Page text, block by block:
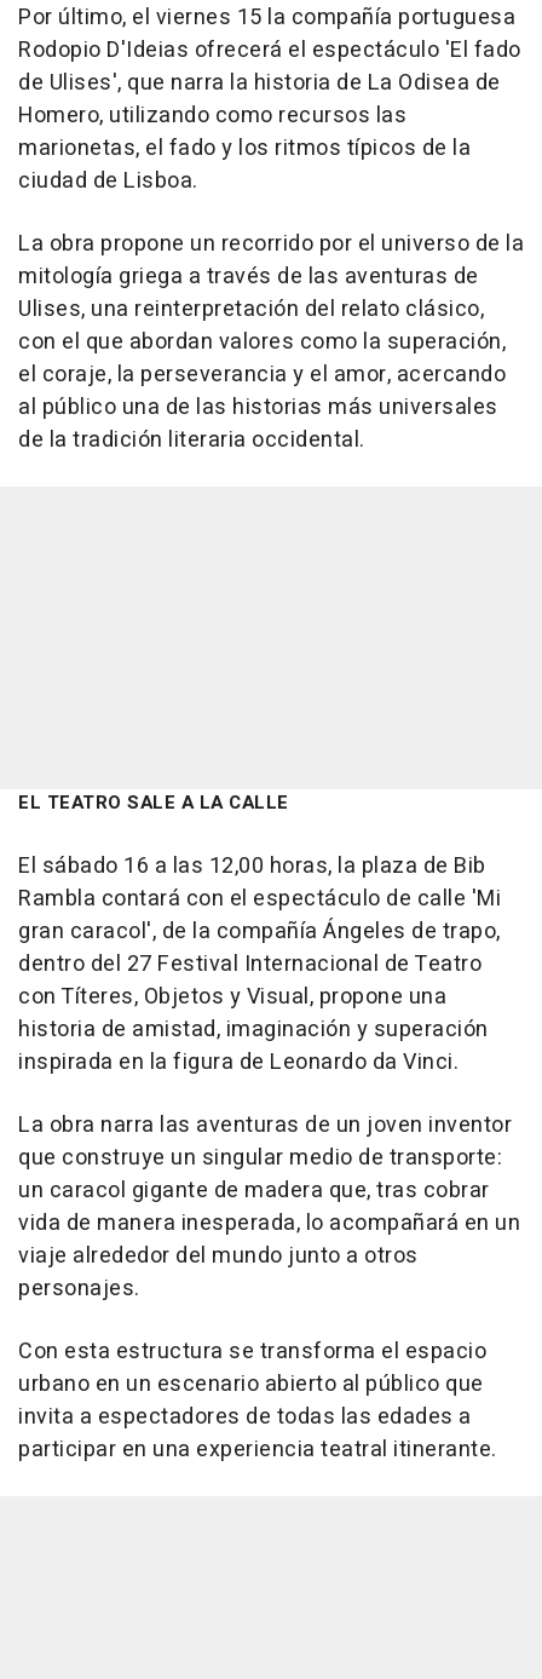
Por último, el viernes 15 la compañía portuguesa
Rodopio D'Ideias ofrecerá el espectáculo 'El fado
de Ulises', que narra la historia de La Odisea de
Homero, utilizando como recursos las
marionetas, el fado y los ritmos típicos de la
ciudad de Lisboa.
La obra propone un recorrido por el universo de la
mitología griega a través de las aventuras de
Ulises, una reinterpretación del relato clásico,
con el que abordan valores como la superación,
el coraje, la perseverancia y el amor, acercando
al público una de las historias más universales
de la tradición literaria occidental.
EL TEATRO SALE A LA CALLE
El sábado 16 a las 12,00 horas, la plaza de Bib
Rambla contará con el espectáculo de calle 'Mi
gran caracol', de la compañía Ángeles de trapo,
dentro del 27 Festival Internacional de Teatro
con Títeres, Objetos y Visual, propone una
historia de amistad, imaginación y superación
inspirada en la figura de Leonardo da Vinci.
La obra narra las aventuras de un joven inventor
que construye un singular medio de transporte:
un caracol gigante de madera que, tras cobrar
vida de manera inesperada, lo acompañará en un
viaje alrededor del mundo junto a otros
personajes.
Con esta estructura se transforma el espacio
urbano en un escenario abierto al público que
invita a espectadores de todas las edades a
participar en una experiencia teatral itinerante.